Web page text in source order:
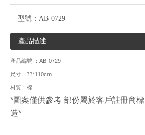
型號： AB-0729
產品描述
產品編號: ： AB-0729
尺寸：33*110cm
材質：棉
*圖案僅供參考 部份屬於客戶註冊商標
造*